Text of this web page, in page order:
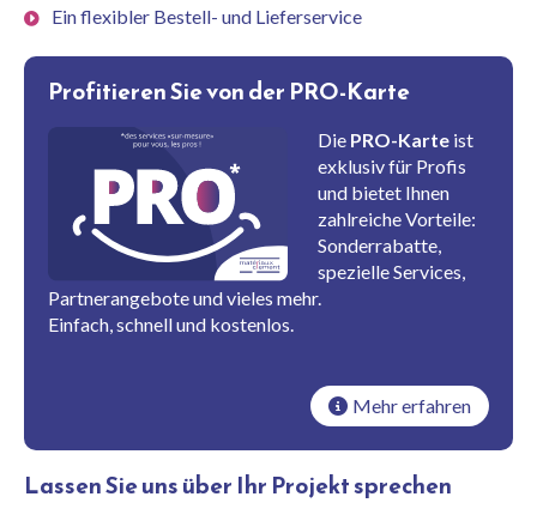
Ein flexibler Bestell- und Lieferservice
Profitieren Sie von der PRO-Karte
Die PRO-Karte ist
exklusiv für Profis
und bietet Ihnen
zahlreiche Vorteile:
Sonderrabatte,
spezielle Services,
Partnerangebote und vieles mehr.
Einfach, schnell und kostenlos.
Mehr erfahren
Lassen Sie uns über Ihr Projekt sprechen